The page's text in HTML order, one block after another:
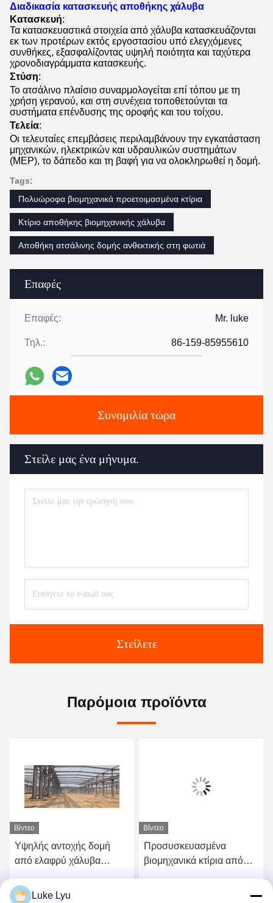
Επαφές
Επαφές: Mr. luke
Τηλ.: 86-159-85955610
Συνομιλία τώρα
Στείλε μας ένα μήνυμα.
Στείλετε
Διαδικασία κατασκευής αποθήκης χάλυβα
Κατασκευή:
Τα κατασκευαστικά στοιχεία από χάλυβα κατασκευάζονται
εκ των προτέρων εκτός εργοστασίου υπό ελεγχόμενες
συνθήκες, εξασφαλίζοντας υψηλή ποιότητα και ταχύτερα
χρονοδιαγράμματα κατασκευής.
Στύση:
Το ατσάλινο πλαίσιο συναρμολογείται επί τόπου με τη
χρήση γερανού, και στη συνέχεια τοποθετούνται τα
συστήματα επένδυσης της οροφής και του τοίχου.
Τελεία:
Οι τελευταίες επεμβάσεις περιλαμβάνουν την εγκατάσταση
μηχανικών, ηλεκτρικών και υδραυλικών συστημάτων
(MEP), το δάπεδο και τη βαφή για να ολοκληρωθεί η δομή.
Tags:
Πολυώροφα βιομηχανικά προετοιμασμένα κτίρια
Κτίριο αποθήκης βιομηχανικής χάλυβα
Αποθήκη ατσάλινης δομής ανθεκτικής στη φωτιά
Παρόμοια προϊόντα
Βίντεο
Υψηλής αντοχής δομή
από ελαφρύ χάλυβα
προκατασκευασμένων
Βίντεο
Προσυσκευασμένα
βιομηχανικά κτίρια από
Luke Lyu